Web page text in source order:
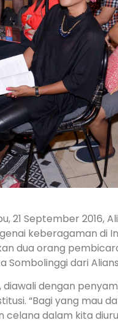
21 September 2016,
keberagaman di
dua orang
Sombolinggi dari
diawali dengan
“Bagi yang mau
celana dalam kita